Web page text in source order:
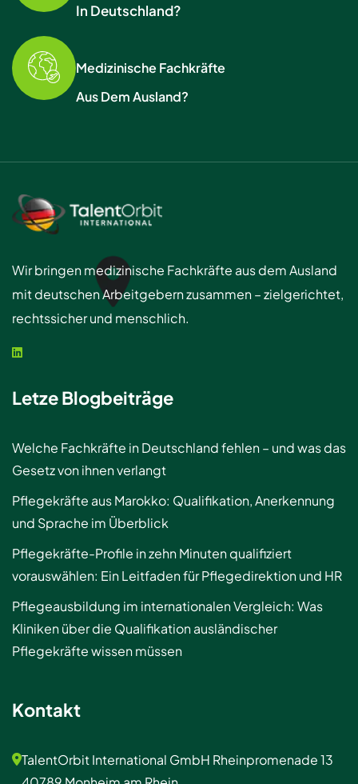
In Deutschland?
Medizinische Fachkräfte
Aus Dem Ausland?
Wir bringen medizinische Fachkräfte aus dem Ausland
mit deutschen Arbeitgebern zusammen – zielgerichtet,
rechtssicher und menschlich.
Letze Blogbeiträge
Welche Fachkräfte in Deutschland fehlen – und was das
Gesetz von ihnen verlangt
Pflegekräfte aus Marokko: Qualifikation, Anerkennung
und Sprache im Überblick
Pflegekräfte-Profile in zehn Minuten qualifiziert
vorauswählen: Ein Leitfaden für Pflegedirektion und HR
Pflegeausbildung im internationalen Vergleich: Was
Kliniken über die Qualifikation ausländischer
Pflegekräfte wissen müssen
Kontakt
TalentOrbit International GmbH Rheinpromenade 13